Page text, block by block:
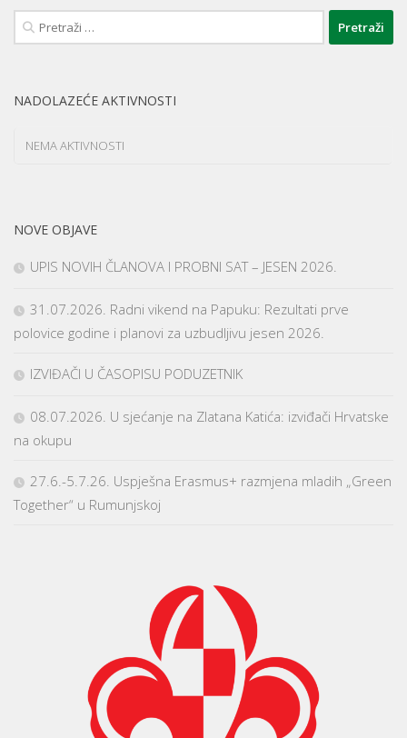
Pretraži:
NADOLAZEĆE AKTIVNOSTI
NEMA AKTIVNOSTI
NOVE OBJAVE
UPIS NOVIH ČLANOVA I PROBNI SAT – JESEN 2026.
31.07.2026. Radni vikend na Papuku: Rezultati prve
polovice godine i planovi za uzbudljivu jesen 2026.
IZVIĐAČI U ČASOPISU PODUZETNIK
08.07.2026. U sjećanje na Zlatana Katića: izviđači Hrvatske
na okupu
27.6.-5.7.26. Uspješna Erasmus+ razmjena mladih „Green
Together“ u Rumunjskoj